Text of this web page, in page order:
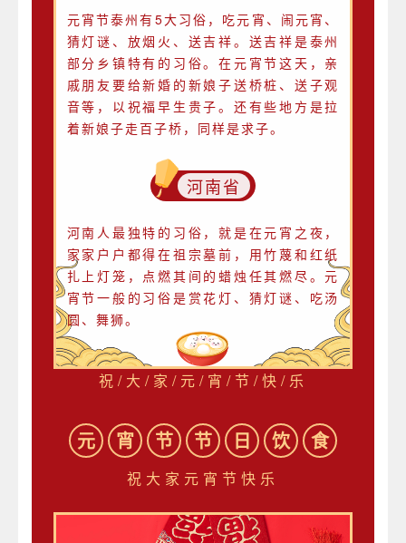
元宵节泰州有5大习俗，吃元宵、闹元宵、
猜灯谜、放烟火、送吉祥。送吉祥是泰州
部分乡镇特有的习俗。在元宵节这天，亲
戚朋友要给新婚的新娘子送桥桩、送子观
音等，以祝福早生贵子。还有些地方是拉
着新娘子走百子桥，同样是求子。
河南省
河南人最独特的习俗，就是在元宵之夜，
家家户户都得在祖宗墓前，用竹蔑和红纸
扎上灯笼，点燃其间的蜡烛任其燃尽。元
宵节一般的习俗是赏花灯、猜灯谜、吃汤
圆、舞狮。
祝/大/家/元/宵/节/快/乐
元 宵 节 节 日 饮 食
祝大家元宵节快乐